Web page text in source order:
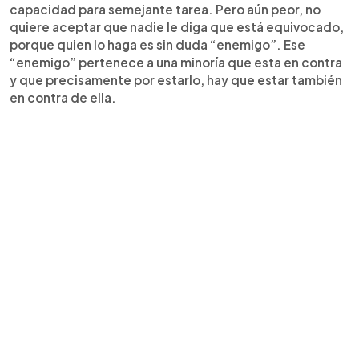
capacidad para semejante tarea. Pero aún peor, no
quiere aceptar que nadie le diga que está equivocado,
porque quien lo haga es sin duda “enemigo”. Ese
“enemigo” pertenece a una minoría que esta en contra
y que precisamente por estarlo, hay que estar también
en contra de ella.